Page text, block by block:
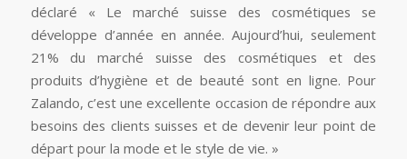
déclaré « Le marché suisse des cosmétiques se
développe d’année en année. Aujourd’hui, seulement
21% du marché suisse des cosmétiques et des
produits d’hygiène et de beauté sont en ligne. Pour
Zalando, c’est une excellente occasion de répondre aux
besoins des clients suisses et de devenir leur point de
départ pour la mode et le style de vie. »